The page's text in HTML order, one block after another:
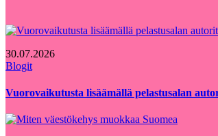
30.07.2026
Blogit
Vuorovaikutusta lisäämällä pelastusalan